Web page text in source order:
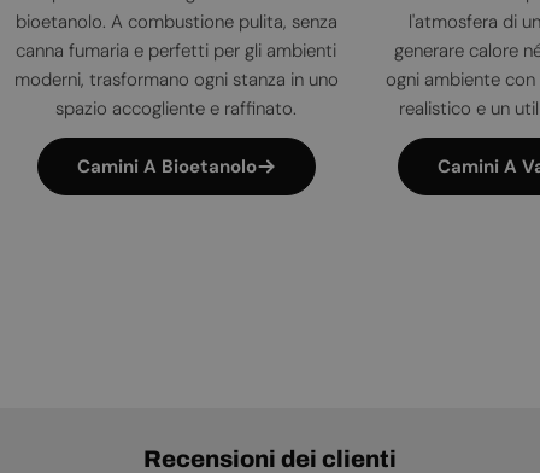
bioetanolo. A combustione pulita, senza
canna fumaria e perfetti per gli ambienti
moderni, trasformano ogni stanza in uno
spazio accogliente e raffinato.
Camini A Bioetanolo
l'atmosfera di
generare calore
ogni ambiente
realistico e un
Camini A
Recensioni dei clienti